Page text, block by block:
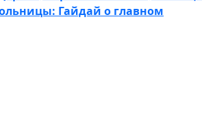
Гайдай о главном